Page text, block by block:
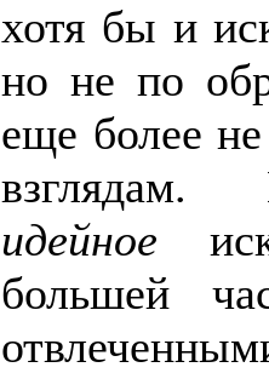
хотя бы и
но не по
еще более
взглядам.
идейное
большей